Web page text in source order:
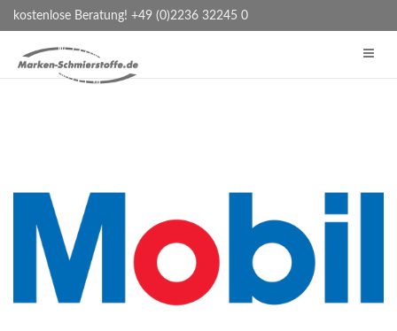
kostenlose Beratung! +49 (0)2236 32245 0